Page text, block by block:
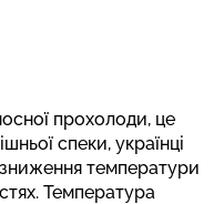
прохолоди, це
спеки, українці
температури
Температура